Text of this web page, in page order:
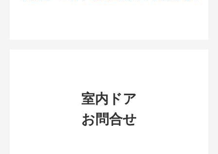
室内ドア
お問合せ